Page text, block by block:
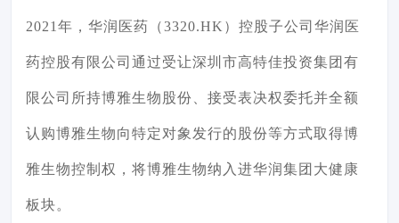
2021年，华润医药（3320.HK）控股子公司华润医
药控股有限公司通过受让深圳市高特佳投资集团有
限公司所持博雅生物股份、接受表决权委托并全额
认购博雅生物向特定对象发行的股份等方式取得博
雅生物控制权，将博雅生物纳入进华润集团 大健康
板块。